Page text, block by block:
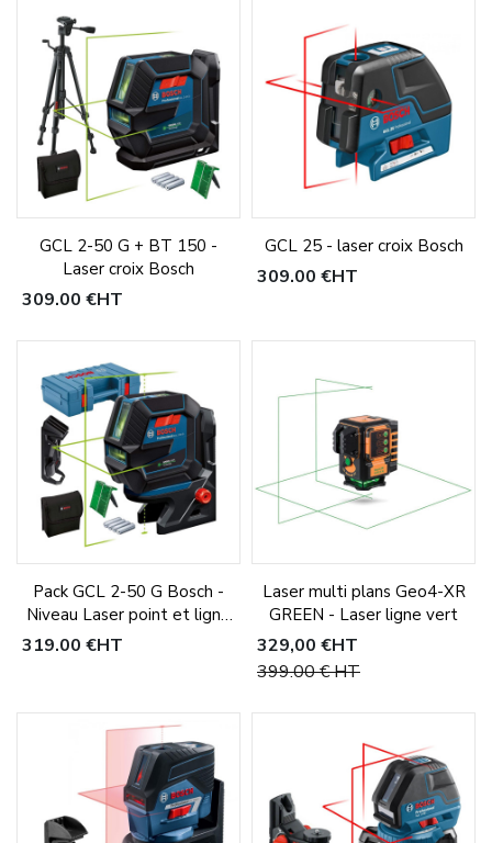
GCL 2-50 G + BT 150 -
Laser croix Bosch
309,00 €HT
GCL 25 - laser croix Bosch
309,00 €HT
Pack GCL 2-50 G Bosch -
Niveau Laser point et ligne
+ Support rotatif
319,00 €HT
Laser multi plans Geo4-XR
GREEN - Laser ligne vert
329,00 €HT
399,00 €HT